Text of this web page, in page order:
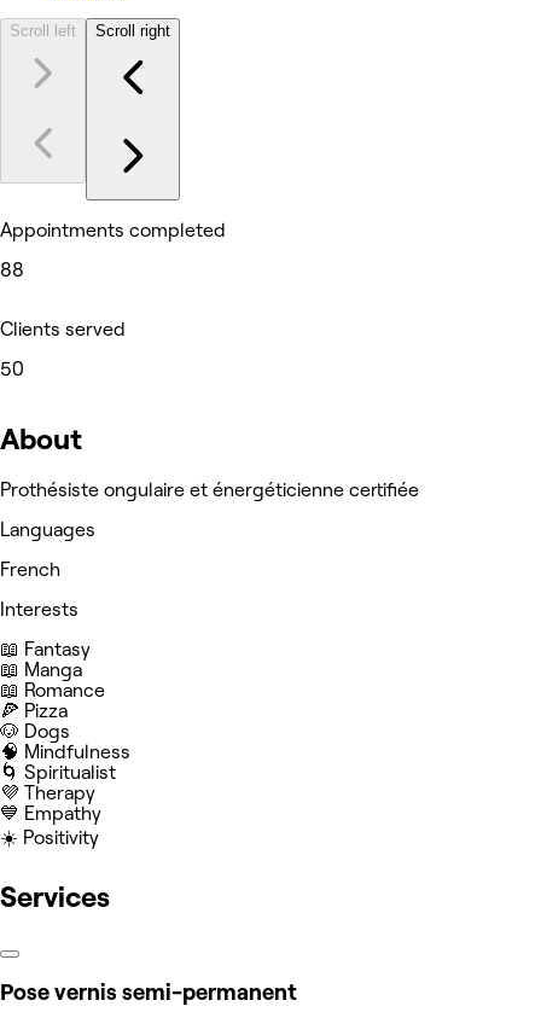
Scroll left Scroll right
Appointments completed
88
Clients served
50
About
Prothésiste ongulaire et énergéticienne certifiée
Languages
French
Interests
📖 Fantasy
📖 Manga
📖 Romance
🍕 Pizza
🐶 Dogs
🧠 Mindfulness
🌀 Spiritualist
💜 Therapy
💙 Empathy
☀️ Positivity
Services
Pose vernis semi-permanent